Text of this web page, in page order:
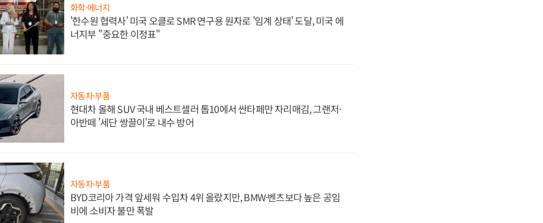
화학·에너지
'한수원 협력사' 미국 오클로 SMR 연구용 원자로 '임계 상태' 도달, 미국 에
너지부 "중요한 이정표"
자동차·부품
현대차 올해 SUV 국내 베스트셀러 톱10에서 싼타페만 자리매김, 그랜저·
아반떼 '세단 쌍끌이'로 내수 방어
자동차·부품
BYD코리아 가격 앞세워 수입차 4위 올랐지만, BMW·벤츠보다 높은 공임
비에 소비자 불만 폭발